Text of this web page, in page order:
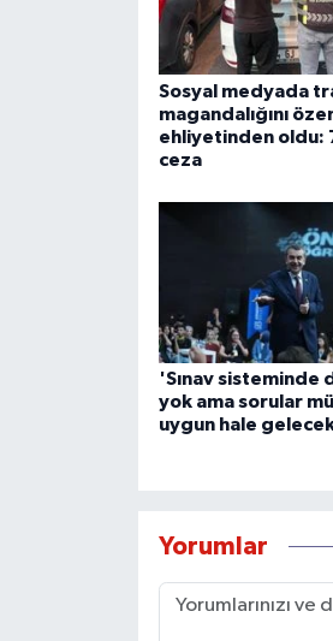
Sosyal medyada
magandalığını
ehliyetinden oldu:
ceza
'Sınav sisteminde
yok ama sorular
uygun hale
Yorumlar